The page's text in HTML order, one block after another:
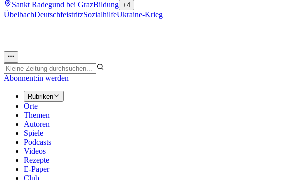
Sankt Radegund bei GrazBildung +4
ÜbelbachDeutschfeistritzSozialhilfeUkraine-Krieg
Abonnent:in werden
Rubriken
Orte
Themen
Autoren
Spiele
Podcasts
Videos
Rezepte
E-Paper
Club